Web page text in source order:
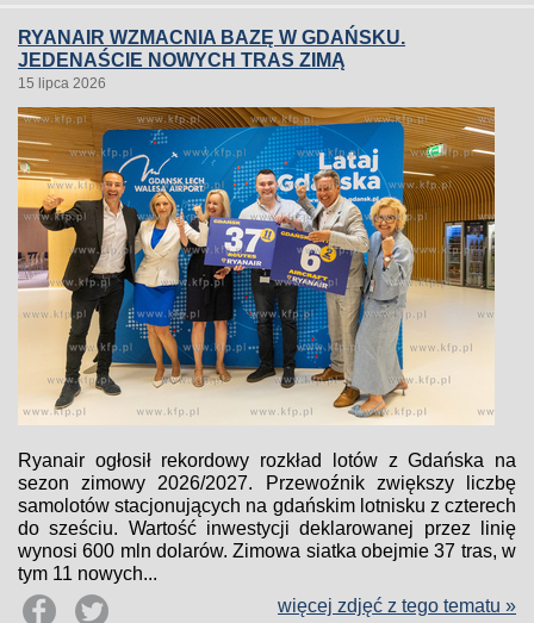
RYANAIR WZMACNIA BAZĘ W GDAŃSKU.
JEDENAŚCIE NOWYCH TRAS ZIMĄ
15 lipca 2026
Ryanair ogłosił rekordowy rozkład lotów z Gdańska na
sezon zimowy 2026/2027. Przewoźnik zwiększy liczbę
samolotów stacjonujących na gdańskim lotnisku z czterech
do sześciu. Wartość inwestycji deklarowanej przez linię
wynosi 600 mln dolarów. Zimowa siatka obejmie 37 tras, w
tym 11 nowych...
więcej zdjęć z tego tematu »